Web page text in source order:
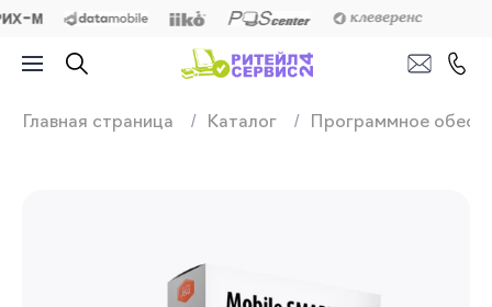
Продажа,
Главная страница Каталог Программное